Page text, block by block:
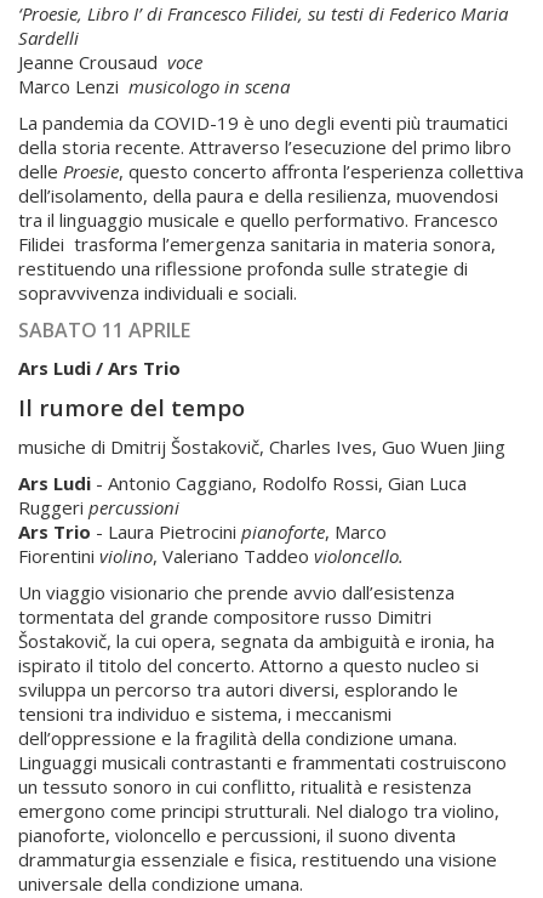
‘Proesie, Libro I’ di Francesco Filidei, su testi di Federico Maria
Sardelli
Jeanne Crousaud voce
Marco Lenzi musicologo in scena
La pandemia da COVID-19 è uno degli eventi più traumatici
della storia recente. Attraverso l’esecuzione del primo libro
delle Proesie, questo concerto affronta l’esperienza collettiva
dell’isolamento, della paura e della resilienza, muovendosi
tra il linguaggio musicale e quello performativo. Francesco
Filidei trasforma l’emergenza sanitaria in materia sonora,
restituendo una riflessione profonda sulle strategie di
sopravvivenza individuali e sociali.
SABATO 11 APRILE
Ars Ludi / Ars Trio
Il rumore del tempo
musiche di Dmitrij Šostakovič, Charles Ives, Guo Wuen Jiing
Ars Ludi - Antonio Caggiano, Rodolfo Rossi, Gian Luca
Ruggeri percussioni
Ars Trio - Laura Pietrocini pianoforte, Marco
Fiorentini violino, Valeriano Taddeo violoncello.
Un viaggio visionario che prende avvio dall’esistenza
tormentata del grande compositore russo Dimitri
Šostakovič, la cui opera, segnata da ambiguità e ironia, ha
ispirato il titolo del concerto. Attorno a questo nucleo si
sviluppa un percorso tra autori diversi, esplorando le
tensioni tra individuo e sistema, i meccanismi
dell’oppressione e la fragilità della condizione umana.
Linguaggi musicali contrastanti e frammentati costruiscono
un tessuto sonoro in cui conflitto, ritualità e resistenza
emergono come principi strutturali. Nel dialogo tra violino,
pianoforte, violoncello e percussioni, il suono diventa
drammaturgia essenziale e fisica, restituendo una visione
universale della condizione umana.